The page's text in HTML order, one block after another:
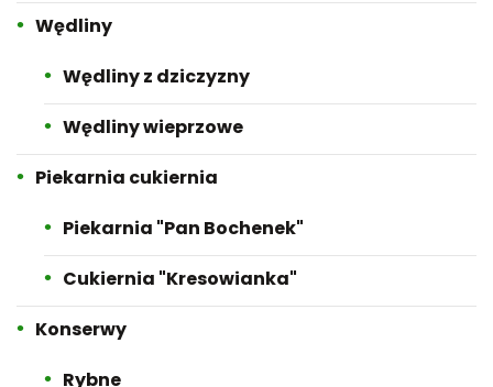
Wędliny
Wędliny z dziczyzny
Wędliny wieprzowe
Piekarnia cukiernia
Piekarnia "Pan Bochenek"
Cukiernia "Kresowianka"
Konserwy
Rybne